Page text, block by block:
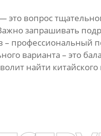
вопрос
запрашивать
– профессиональный
варианта – это
найти